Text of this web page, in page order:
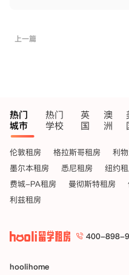
上一篇
热门
城市
热门
学校
英
国
澳
洲
伦敦租房 格拉斯哥租房 利
墨尔本租房
悉尼租房 纽约
费城-PA租房
曼彻斯特租房
利兹租房
400-898-
hoolihome